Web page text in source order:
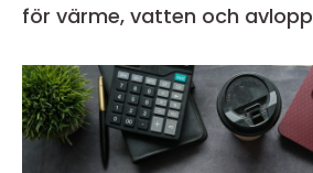
för värme, vatten och avlopp